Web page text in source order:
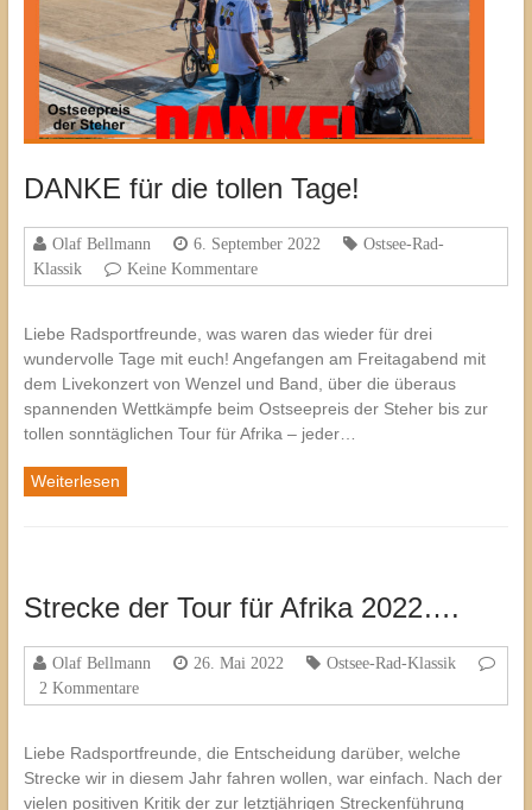
DANKE für die tollen Tage!
Olaf Bellmann 6. September 2022
Ostsee-Rad-
Klassik
Keine Kommentare
Liebe Radsportfreunde, was waren das wieder für drei
wundervolle Tage mit euch! Angefangen am Freitagabend mit
dem Livekonzert von Wenzel und Band, über die überaus
spannenden Wettkämpfe beim Ostseepreis der Steher bis zur
tollen sonntäglichen Tour für Afrika – jeder…
Weiterlesen
Strecke der Tour für Afrika 2022….
Olaf Bellmann 26. Mai 2022
Ostsee-Rad-Klassik
2 Kommentare
Liebe Radsportfreunde, die Entscheidung darüber, welche
Strecke wir in diesem Jahr fahren wollen, war einfach. Nach der
vielen positiven Kritik der zur letztjährigen Streckenführung